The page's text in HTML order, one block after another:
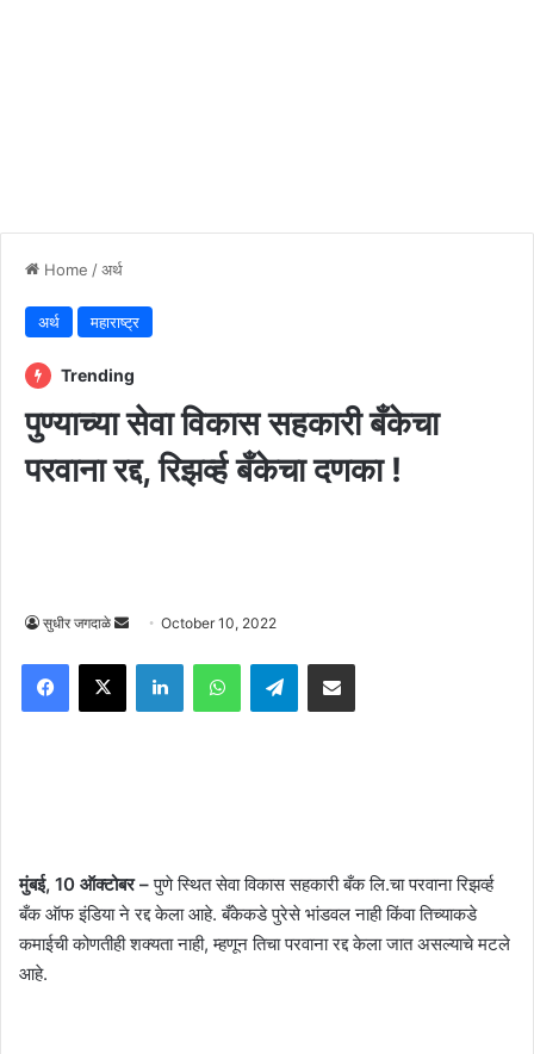
Home /अर्थ
अर्थ महाराष्ट्र
Trending
पुण्याच्या सेवा विकास सहकारी बँकेचा
परवाना रद्द, रिझर्व्ह बँकेचा दणका !
सुधीर जगदाळे
Send
email
October 10, 2022
Facebook
X LinkedInWhatsAppTelegramShare via Email
मुंबई, 10 ऑक्टोबर –पुणे स्थित सेवा विकास सहकारी बँक लि.चा परवाना रिझर्व्ह
बँक ऑफ इंडिया ने रद्द केला आहे. बँकेकडे पुरेसे भांडवल नाही किंवा तिच्याकडे
कमाईची कोणतीही शक्यता नाही, म्हणून तिचा परवाना रद्द केला जात असल्याचे मटले
आहे.